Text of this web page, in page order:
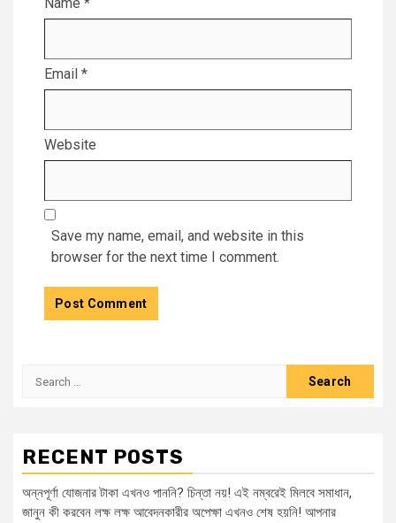
Email *
Website
Save my name, email, and website in this
browser for the next time I comment.
Search
RECENT POSTS
অন্নপূর্ণা যোজনার টাকা এখনও পাননি? চিন্তা নয়! এই নম্বরেই মিলবে সমাধান,
জানুন কী করবেন লক্ষ লক্ষ আবেদনকারীর অপেক্ষা এখনও শেষ হয়নি! আপনার